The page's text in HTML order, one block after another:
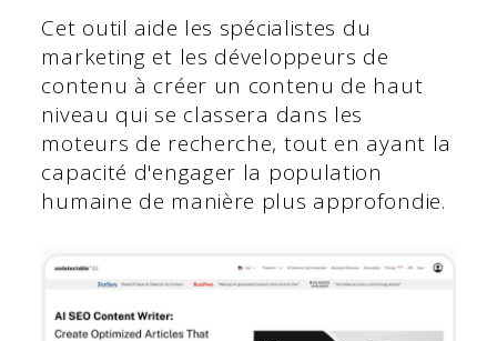
Cet outil aide les spécialistes du
marketing et les développeurs de
contenu à créer un contenu de haut
niveau qui se classera dans les
moteurs de recherche, tout en ayant la
capacité d'engager la population
humaine de manière plus approfondie.